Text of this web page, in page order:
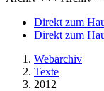
Direkt zum
Direkt zum
Webarchiv
Texte
2012